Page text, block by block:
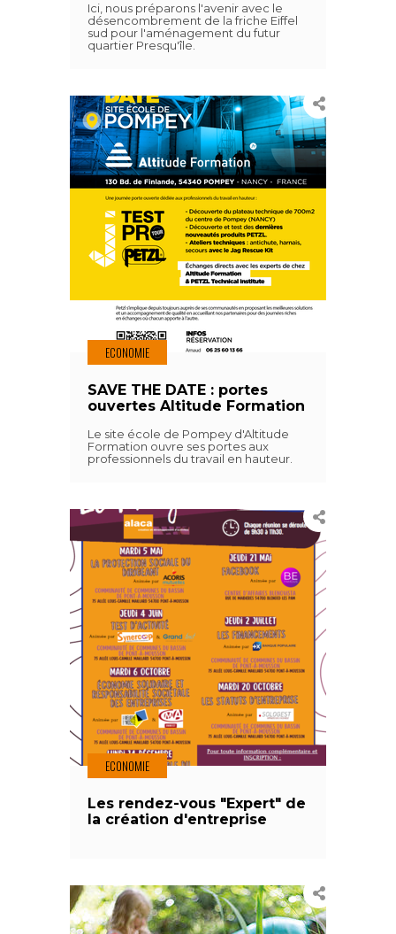
Ici, nous préparons l'avenir avec le
désencombrement de la friche Eiffel
sud pour l'aménagement du futur
quartier Presqu'île.
ECONOMIE
SAVE THE DATE : portes
ouvertes Altitude Formation
Le site école de Pompey d'Altitude
Formation ouvre ses portes aux
professionnels du travail en hauteur.
ECONOMIE
Les rendez-vous "Expert" de
la création d'entreprise